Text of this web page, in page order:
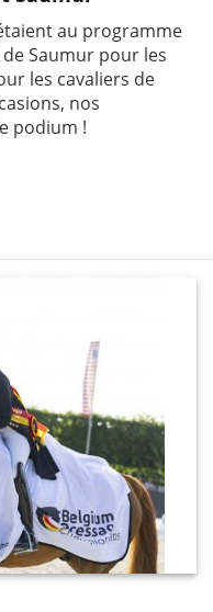
au programme
Saumur pour les
les cavaliers de
nos
podium !